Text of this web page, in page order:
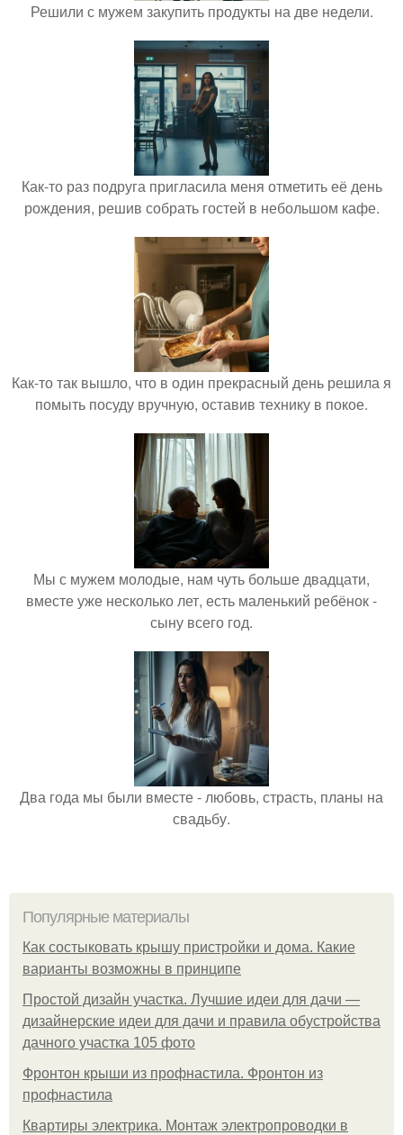
Решили с мужем закупить продукты на две недели.
Как-то раз подруга пригласила меня отметить её день
рождения, решив собрать гостей в небольшом кафе.
Как-то так вышло, что в один прекрасный день решила я
помыть посуду вручную, оставив технику в покое.
Мы с мужем молодые, нам чуть больше двадцати,
вместе уже несколько лет, есть маленький ребёнок -
сыну всего год.
Два года мы были вместе - любовь, страсть, планы на
свадьбу.
Популярные материалы
Как состыковать крышу пристройки и дома. Какие
варианты возможны в принципе
Простой дизайн участка. Лучшие идеи для дачи —
дизайнерские идеи для дачи и правила обустройства
дачного участка 105 фото
Фронтон крыши из профнастила. Фронтон из
профнастила
Квартиры электрика. Монтаж электропроводки в